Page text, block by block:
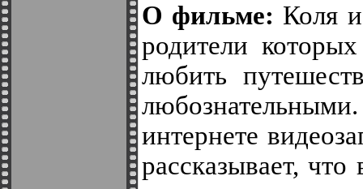
О фильме: Коля
родители
любить
интернете
рассказывает,